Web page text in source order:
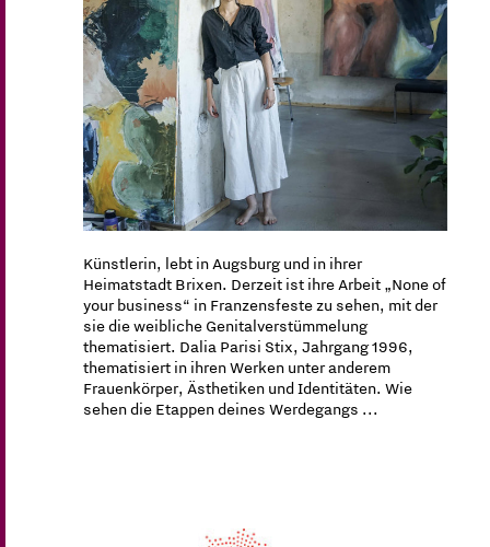
Künstlerin, lebt in Augsburg und in ihrer
Heimatstadt Brixen. Derzeit ist ihre Arbeit „None of
your business“ in Franzensfeste zu sehen, mit der
sie die weibliche Genitalverstümmelung
thematisiert. Dalia Parisi Stix, Jahrgang 1996,
thematisiert in ihren Werken unter anderem
Frauenkörper, Ästhetiken und Identitäten. Wie
sehen die Etappen deines Werdegangs ...